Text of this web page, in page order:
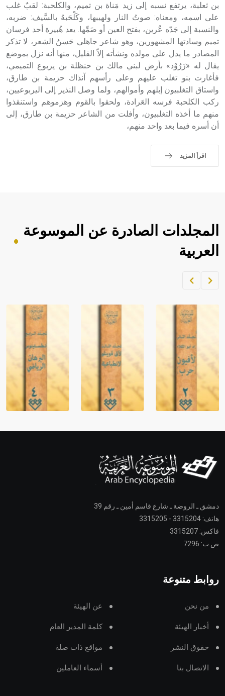
- هل تعلم أن أبجر Abgar اسم معروف جيداً يعود إلى عدد من
الملوك الذين حكموا مدينة إديسا (الرها) من أبجر الأول وحتى
التاسع، وهم ينتسبون إلى أسرة أوسروين
- هل تعلم أن الأبجدية الكنعانية تتألف من /22/ علامة كتابية
sign تكتب منفصلة غير متصلة، وتعتمد المبدأ الأكوروفوني،
حيث تقتصر القيمة الصوتية للعلامة الك
بن ثعلبة، يرتفع نسبه إلى زيد مَناة بن تميم، والكلحبة: لقبٌ غلب
على اسمه، ومعناه: صوتُ النار ولهيبها، وكَلْحَبهُ بالسَّيف: ضربه،
والنسبة إلى جَدّه عَُرين، بفتح العين أو ضَمِّها. يعد هُبيرة أحد فرسان
تميم وسادتها المشهورين، وهو شاعر جاهلي حَسنُ الشعر، لا تذكر
المصادر ما يدل على مولده ونشأته إلاّ القليل، منها أنه نزل بموضع
يقال له «زَرُوْد» بأرض لبني مالك بن حنظلة بن يربوع التميمي،
فأغارت بنو تغلب عليهم وعلى رأسهم آنذاك حزيمة بن طارق،
واستاق التغلبيون إبلهم وأموالهم، ولما وصل النذير إلى اليربوعيين،
ركب الكلحبة فرسه العَرادة، ولحقوا بالقوم وهزموهم واستنقذوا
منهم ما أخذه التغلبيون، وأفلت من الشاعر حزيمة بن طارق، إلى
أن أسره فيما بعد واحد منهم،
اقرأ المزيد
المجلدات الصادرة عن الموسوعة
العربية
دمشق ـ الروضة ـ شارع قاسم أمين ـ رقم 39
هاتف: 3315204 - 3315205
فاكس: 3315207
ص.ب: 7296
روابط متنوعة
من نحن عن الهيئة
أخبار الهيئة كلمة المدير العام
حقوق النشر مواقع ذات صلة
الاتصال بنا أسماء العاملين